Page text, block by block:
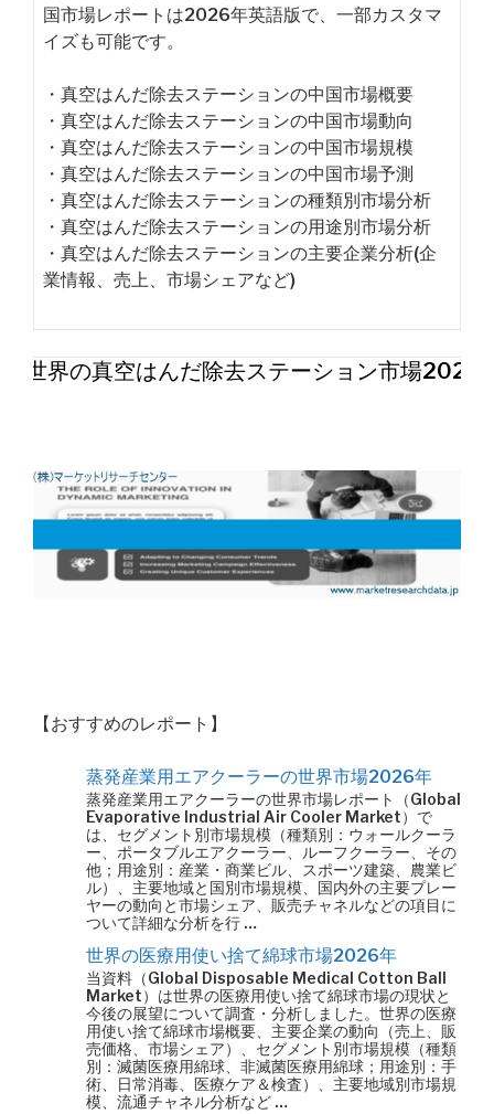
国市場レポートは2026年英語版で、一部カスタマ
イズも可能です。
・真空はんだ除去ステーションの中国市場概要
・真空はんだ除去ステーションの中国市場動向
・真空はんだ除去ステーションの中国市場規模
・真空はんだ除去ステーションの中国市場予測
・真空はんだ除去ステーションの種類別市場分析
・真空はんだ除去ステーションの用途別市場分析
・真空はんだ除去ステーションの主要企業分析(企
業情報、売上、市場シェアなど)
世界の真空はんだ除去ステーション市場2026
【おすすめのレポート】
蒸発産業用エアクーラーの世界市場2026年
蒸発産業用エアクーラーの世界市場レポート（Global
Evaporative Industrial Air Cooler Market）で
は、セグメント別市場規模（種類別：ウォールクーラ
ー、ポータブルエアクーラー、ルーフクーラー、その
他；用途別：産業・商業ビル、スポーツ建築、農業ビ
ル）、主要地域と国別市場規模、国内外の主要プレー
ヤーの動向と市場シェア、販売チャネルなどの項目に
ついて詳細な分析を行 …
世界の医療用使い捨て綿球市場2026年
当資料（Global Disposable Medical Cotton Ball
Market）は世界の医療用使い捨て綿球市場の現状と
今後の展望について調査・分析しました。世界の医療
用使い捨て綿球市場概要、主要企業の動向（売上、販
売価格、市場シェア）、セグメント別市場規模（種類
別：滅菌医療用綿球、非滅菌医療用綿球；用途別：手
術、日常消毒、医療ケア＆検査）、主要地域別市場規
模、流通チャネル分析など …